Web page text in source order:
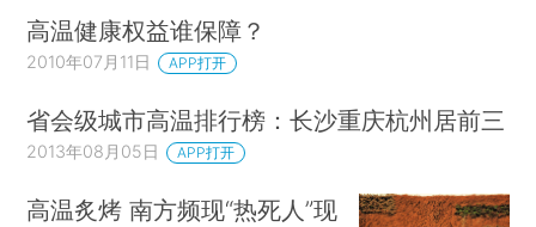
高温健康权益谁保障？
2010年07月11日 APP打开
省会级城市高温排行榜：长沙重庆杭州居前三
2013年08月05日 APP打开
高温炙烤 南方频现“热死人”现